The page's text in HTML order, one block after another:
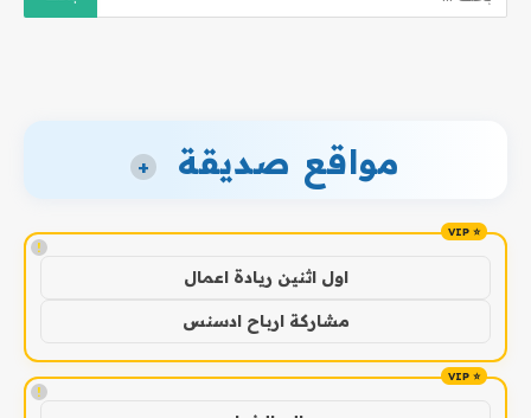
مواقع صديقة +
!
اول اثنين ريادة اعمال
مشاركة ارباح ادسنس
!